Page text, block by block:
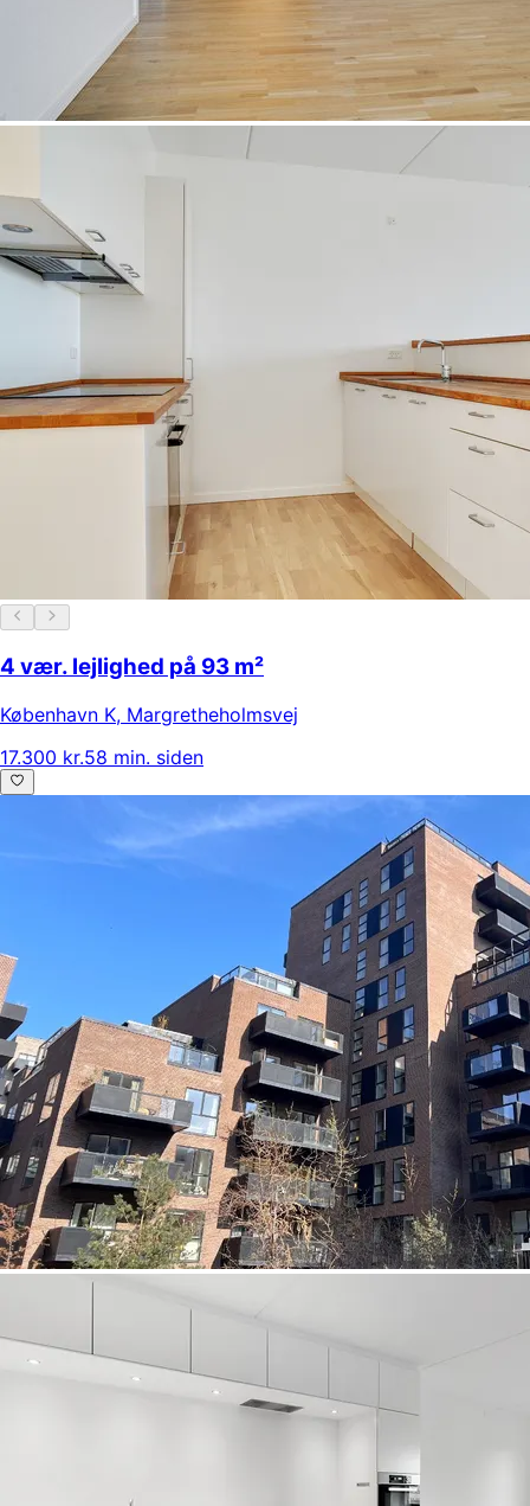
4 vær. lejlighed på 93 m²
København K, Margretheholmsvej
17.300 kr.58 min. siden